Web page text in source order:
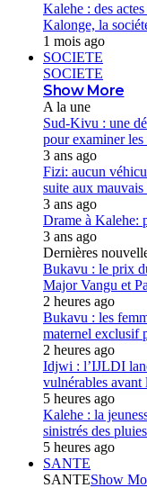
Kalehe : des
Kalonge, la
1 mois ago
SOCIETE
SOCIETE
Show More
A la une
Sud-Kivu : une
pour examiner
3 ans ago
Fizi: aucun
suite aux
3 ans ago
Drame à Kalehe:
3 ans ago
Dernières
Bukavu : le prix
Major Vangu et
2 heures ago
Bukavu : les
maternel exclusif
2 heures ago
Idjwi : l’IJLDI
vulnérables avant
5 heures ago
Kalehe : la
sinistrés des
5 heures ago
SANTE
SANTEShow